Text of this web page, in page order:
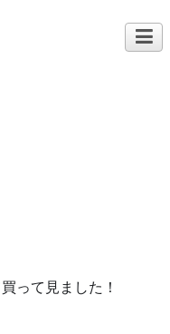
って見ました！